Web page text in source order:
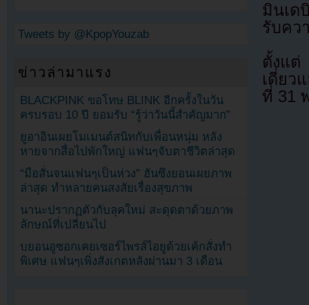
มินเด
รับคว
ตั้งแต่
เดี่ยว
ที่ 31
Tweets by @KpopYouzab
ข่าวล่ามาแรง
BLACKPINK ขอโทษ BLINK อีกครั้งในวัน
ครบรอบ 10 ปี ยอมรับ “รู้ว่าวันนี้สำคัญมาก”
ยูอาอินเผยโมเมนต์สนิทกับเพื่อนหนุ่ม หลัง
หายจากสื่อไปพักใหญ่ แฟนๆจับตาชีวิตล่าสุด
“มือสั่นจนแฟนๆเป็นห่วง” ฮันซึงยอนเผยภาพ
ล่าสุด ทำหลายคนสงสัยเรื่องสุขภาพ
นานะปรากฏตัวกับลุคใหม่ สะดุดตาด้วยภาพ
ลักษณ์ที่เปลี่ยนไป
บยอนอูซอกเคยเซอร์ไพรส์ไอยูด้วยเค้กสั่งทำ
พิเศษ แฟนๆเพิ่งสังเกตหลังผ่านมา 3 เดือน